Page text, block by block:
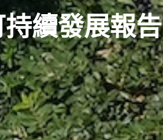
續發展報告